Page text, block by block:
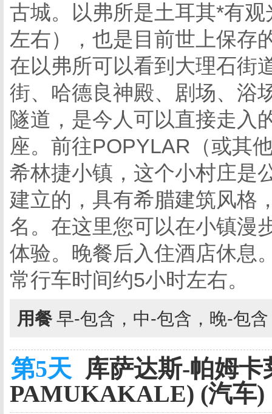
古城。以弗所是土耳其*有
左右），也是目前世上保存
在以弗所可以看到大理石街
街、哈德良神殿、剧场、浴
隧道，是今人可以直接走入
座。前往POPYLAR（或其
希林捷小镇，这个小村庄是
建立的，具有希腊建筑风格
名。在这里您可以在小镇漫
体验。晚餐后入住酒店休息
常行车时间约5小时左右。
用餐 早-包含，中-包含，晚-包
第5天 库萨达斯-帕姆
PAMUKAKALE) (汽车)